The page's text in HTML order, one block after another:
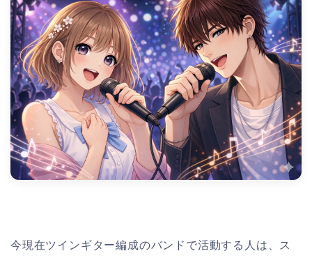
今現在ツインギター編成のバンドで活動する人は、ス